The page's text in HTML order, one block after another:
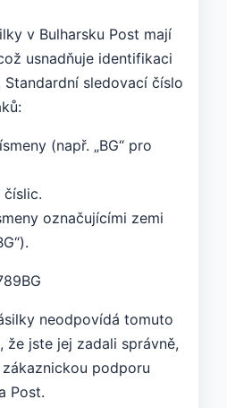
v Bulharsku Post mají
usnadňuje identifikaci
sledovací číslo
(např. „BG“ pro
číslic.
označujícími zemi
neodpovídá tomuto
že jste jej zadali správně,
podporu
Post.